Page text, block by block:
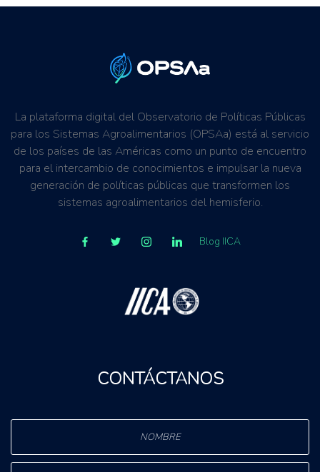
La plataforma digital del Observatorio de Políticas Públicas
para los Sistemas Agroalimentarios (OPSAa) está al servicio
de los países de las Américas como un punto de encuentro
para el intercambio de conocimientos e impulsar la nueva
generación de políticas públicas que transformen los
sistemas agroalimentarios del hemisferio.
Blog IICA
CONTÁCTANOS